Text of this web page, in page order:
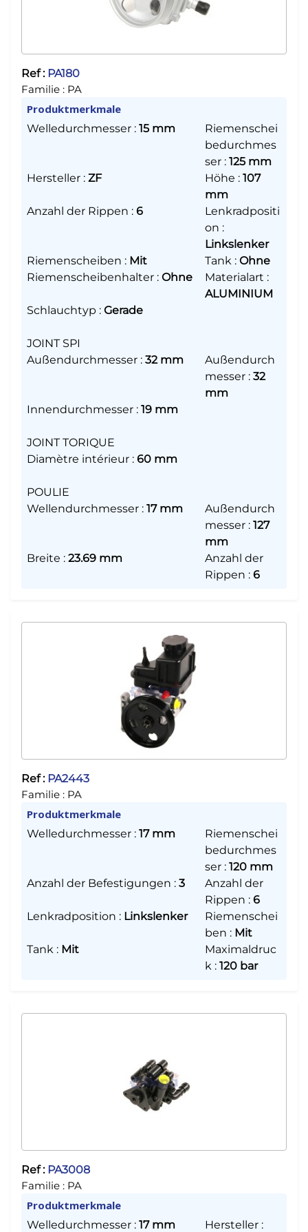
Ref : PA180
Familie : PA
Produktmerkmale
Welledurchmesser : 15 mm
Riemenschei
bedurchmes
ser : 125 mm
Hersteller : ZF Höhe : 107
mm
Anzahl der Rippen : 6
Lenkradpositi
on :
Linkslenker
Riemenscheiben : Mit Tank : Ohne
Riemenscheibenhalter : Ohne Materialart :
ALUMINIUM
Schlauchtyp : Gerade
JOINT SPI
Außendurchmesser : 32 mm
Außendurch
messer : 32
mm
Innendurchmesser : 19 mm
JOINT TORIQUE
Diamètre intérieur : 60 mm
POULIE
Wellendurchmesser : 17 mm
Außendurch
messer : 127
mm
Breite : 23.69 mm
Anzahl der
Rippen : 6
Ref : PA2443
Familie : PA
Produktmerkmale
Welledurchmesser : 17 mm
Riemenschei
bedurchmes
ser : 120 mm
Anzahl der Befestigungen : 3
Anzahl der
Rippen : 6
Lenkradposition : Linkslenker
Riemenschei
ben : Mit
Tank : Mit
Maximaldruc
k : 120 bar
Ref : PA3008
Familie : PA
Produktmerkmale
Welledurchmesser : 17 mm Hersteller :